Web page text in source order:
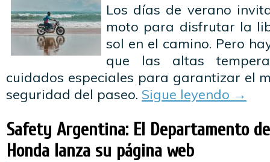
Los días de verano
moto para disfrutar la
sol en el camino. Pero
que las altas
cuidados especiales para garantizar el
seguridad del paseo. Sigue leyendo →
Safety Argentina: El Departamento
Honda lanza su página web